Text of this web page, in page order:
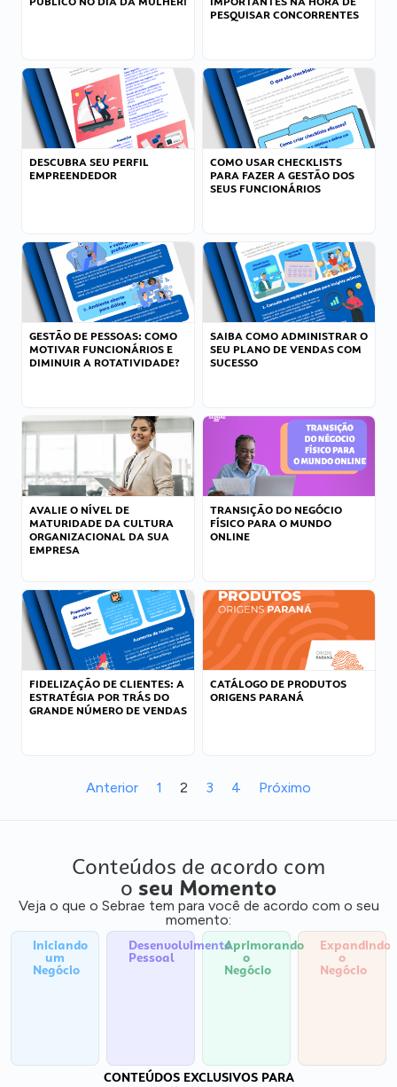
PESQUISAR CONCORRENTES
DESCUBRA SEU PERFIL
EMPREENDEDOR
COMO USAR CHECKLISTS
PARA FAZER A GESTÃO DOS
SEUS FUNCIONÁRIOS
GESTÃO DE PESSOAS: COMO
MOTIVAR FUNCIONÁRIOS E
DIMINUIR A ROTATIVIDADE?
SAIBA COMO ADMINISTRAR O
SEU PLANO DE VENDAS COM
SUCESSO
AVALIE O NÍVEL DE
MATURIDADE DA CULTURA
ORGANIZACIONAL DA SUA
EMPRESA
TRANSIÇÃO DO NEGÓCIO
FÍSICO PARA O MUNDO
ONLINE
FIDELIZAÇÃO DE CLIENTES: A
ESTRATÉGIA POR TRÁS DO
GRANDE NÚMERO DE VENDAS
CATÁLOGO DE PRODUTOS
ORIGENS PARANÁ
Anterior 1 2 3 4 Próximo
Conteúdos de acordo com
o seu Momento
Veja o que o Sebrae tem para você de acordo com o seu
momento:
Iniciando
um
Negócio
Desenvolvimento
Pessoal
Aprimorando
o
Negócio
Expandindo
o
Negócio
CONTEÚDOS EXCLUSIVOS PARA